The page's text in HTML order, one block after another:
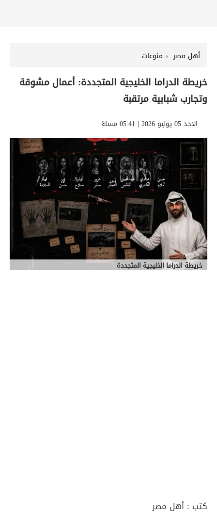
أهل مصر منوعات
خريطة الدراما الخليجية المتجددة: أعمال مشوقة
وتجارب شبابية مرتقبة
الاحد 05 يوليو 2026 | 05:41 مساءً
خريطة الدراما الخليجية المتجددة
كتب : أهل مصر